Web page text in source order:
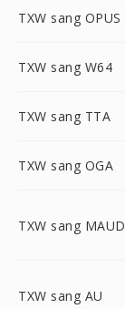
TXW sang OPUS
TXW sang W64
TXW sang TTA
TXW sang OGA
TXW sang MAUD
TXW sang AU